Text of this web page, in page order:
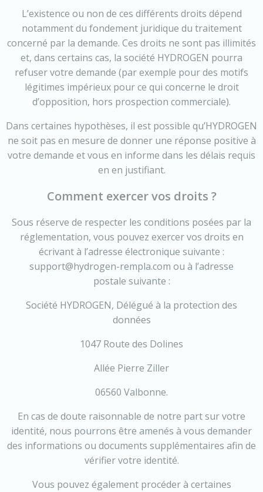
L’existence ou non de ces différents droits dépend
notamment du fondement juridique du traitement
concerné par la demande. Ces droits ne sont pas illimités
et, dans certains cas, la société HYDROGEN pourra
refuser votre demande (par exemple pour des motifs
légitimes impérieux pour ce qui concerne le droit
d’opposition, hors prospection commerciale).
Dans certaines hypothèses, il est possible qu’HYDROGEN
ne soit pas en mesure de donner une réponse positive à
votre demande et vous en informe dans les délais requis
en en justifiant.
Comment exercer vos droits ?
Sous réserve de respecter les conditions posées par la
réglementation, vous pouvez exercer vos droits en
écrivant à l’adresse électronique suivante :
support@hydrogen-rempla.com ou à l’adresse
postale suivante :
Société HYDROGEN, Délégué à la protection des
données
1047 Route des Dolines
Allée Pierre Ziller
06560 Valbonne.
En cas de doute raisonnable de notre part sur votre
identité, nous pourrons être amenés à vous demander
des informations ou documents supplémentaires afin de
vérifier votre identité.
Vous pouvez également procéder à certaines